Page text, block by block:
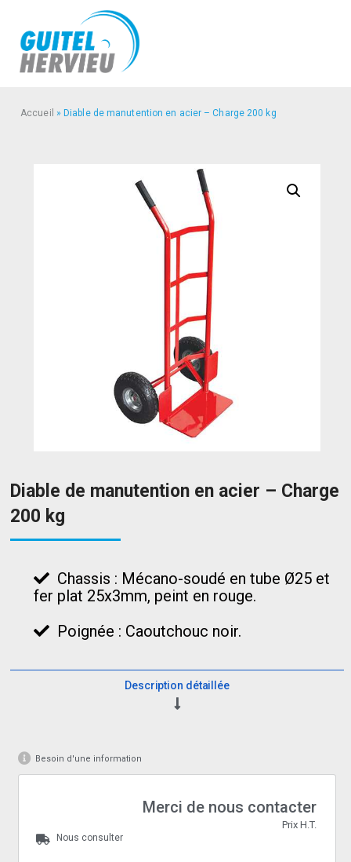
Accueil » Diable de manutention en acier – Charge 200 kg
Diable de manutention en acier – Charge
200 kg
Chassis : Mécano-soudé en tube Ø25 et
fer plat 25x3mm, peint en rouge.
Poignée : Caoutchouc noir.
Description détaillée
Besoin d'une information
Merci de nous contacter
Prix H.T.
Nous consulter